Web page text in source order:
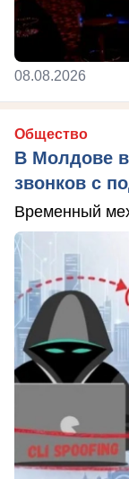
08.08.2026
Общество
В Молдове
звонков с
Временный